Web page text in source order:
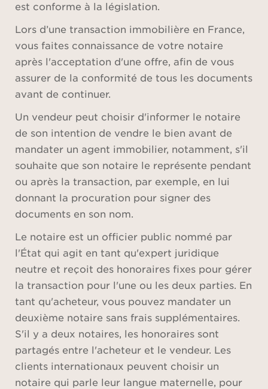
est conforme à la législation.
Lors d’une transaction immobilière en France,
vous faites connaissance de votre notaire
après l'acceptation d'une offre, afin de vous
assurer de la conformité de tous les documents
avant de continuer.
Un vendeur peut choisir d'informer le notaire
de son intention de vendre le bien avant de
mandater un agent immobilier, notamment, s'il
souhaite que son notaire le représente pendant
ou après la transaction, par exemple, en lui
donnant la procuration pour signer des
documents en son nom.
Le notaire est un officier public nommé par
l'État qui agit en tant qu'expert juridique
neutre et reçoit des honoraires fixes pour gérer
la transaction pour l'une ou les deux parties. En
tant qu'acheteur, vous pouvez mandater un
deuxième notaire sans frais supplémentaires.
S'il y a deux notaires, les honoraires sont
partagés entre l'acheteur et le vendeur. Les
clients internationaux peuvent choisir un
notaire qui parle leur langue maternelle, pour